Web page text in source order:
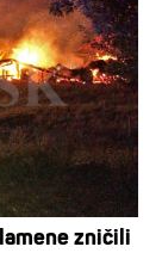
zničili